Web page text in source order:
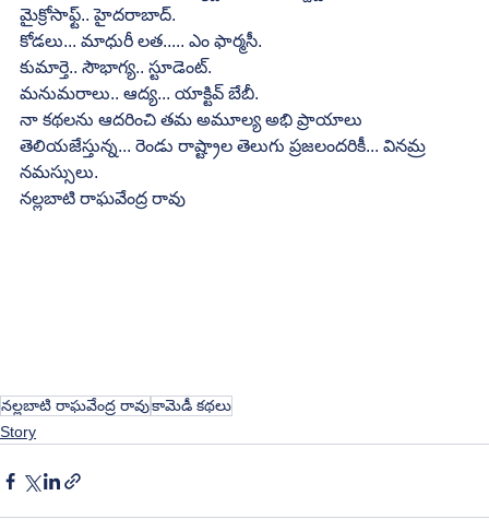
మైక్రోసాఫ్ట్.. హైదరాబాద్.
కోడలు... మాధురీ లత..... ఎం ఫార్మసీ.
కుమార్తె.. సౌభాగ్య.. స్టూడెంట్.
మనుమరాలు.. ఆద్య... యాక్టివ్ బేబీ.
నా కథలను ఆదరించి తమ అమూల్య అభి ప్రాయాలు
తెలియజేస్తున్న... రెండు రాష్ట్రాల తెలుగు ప్రజలందరికీ... వినమ్ర
నమస్సులు.
నల్లబాటి రాఘవేంద్ర రావు
నల్లబాటి రాఘవేంద్ర రావుకామెడీ కథలు
Story